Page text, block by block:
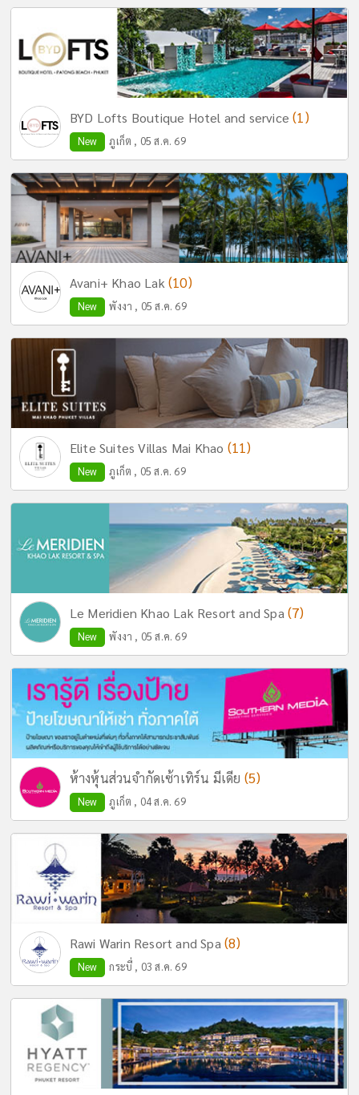
BYD Lofts Boutique Hotel and service(1)
New ภูเก็ต , 05 ส.ค. 69
Avani+ Khao Lak (10)
New พังงา , 05 ส.ค. 69
Elite Suites Villas Mai Khao (11)
New ภูเก็ต , 05 ส.ค. 69
Le Meridien Khao Lak Resort and Spa (7)
New พังงา , 05 ส.ค. 69
ห้างหุ้นส่วนจำกัดเซ้าเทิร์น มีเดีย (5)
New ภูเก็ต , 04 ส.ค. 69
Rawi Warin Resort and Spa (8)
New กระบี่ , 03 ส.ค. 69